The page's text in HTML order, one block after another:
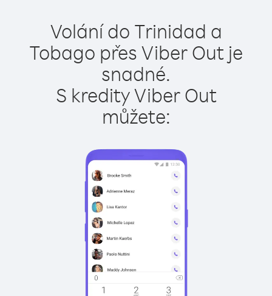
Volání do Trinidad a
Tobago přes Viber Out je
snadné.
S kredity Viber Out
můžete: